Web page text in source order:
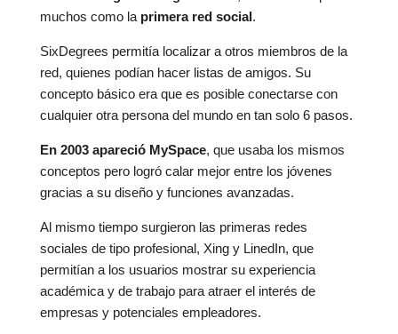
muchos como la primera red social.
SixDegrees permitía localizar a otros miembros de la
red, quienes podían hacer listas de amigos. Su
concepto básico era que es posible conectarse con
cualquier otra persona del mundo en tan solo 6 pasos.
En 2003 apareció MySpace, que usaba los mismos
conceptos pero logró calar mejor entre los jóvenes
gracias a su diseño y funciones avanzadas.
Al mismo tiempo surgieron las primeras redes
sociales de tipo profesional, Xing y LinedIn, que
permitían a los usuarios mostrar su experiencia
académica y de trabajo para atraer el interés de
empresas y potenciales empleadores.